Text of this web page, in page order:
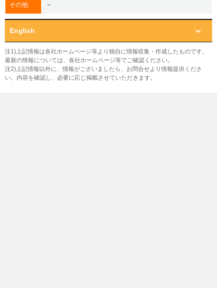
その他 －
English
注1)上記情報は各社ホームページ等より独自に情報収集・作成したものです。
最新の情報については、各社ホームページ等でご確認ください。
注2)上記情報以外に、情報がございましたら、お問合せより情報提供くださ
い。内容を確認し、必要に応じ掲載させていただきます。